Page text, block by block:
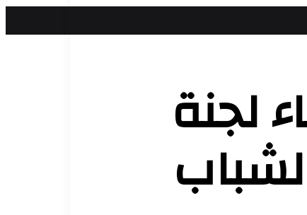
لجنة